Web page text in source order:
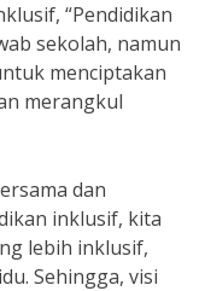
“Pendidikan
sekolah, namun
menciptakan
merangkul
dan
inklusif, kita
lebih inklusif,
Sehingga, visi